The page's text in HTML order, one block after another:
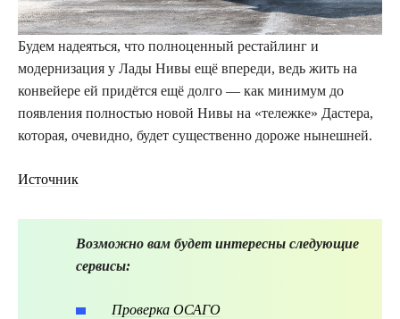
Будем надеяться, что полноценный рестайлинг и
модернизация у Лады Нивы ещё впереди, ведь жить на
конвейере ей придётся ещё долго — как минимум до
появления полностью новой Нивы на «тележке» Дастера,
которая, очевидно, будет существенно дороже нынешней.
Источник
Возможно вам будет интересны следующие
сервисы:
Проверка ОСАГО